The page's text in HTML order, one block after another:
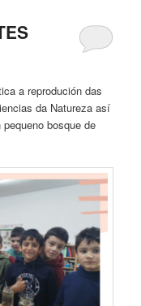
a reprodución das
da Natureza así
bosque de